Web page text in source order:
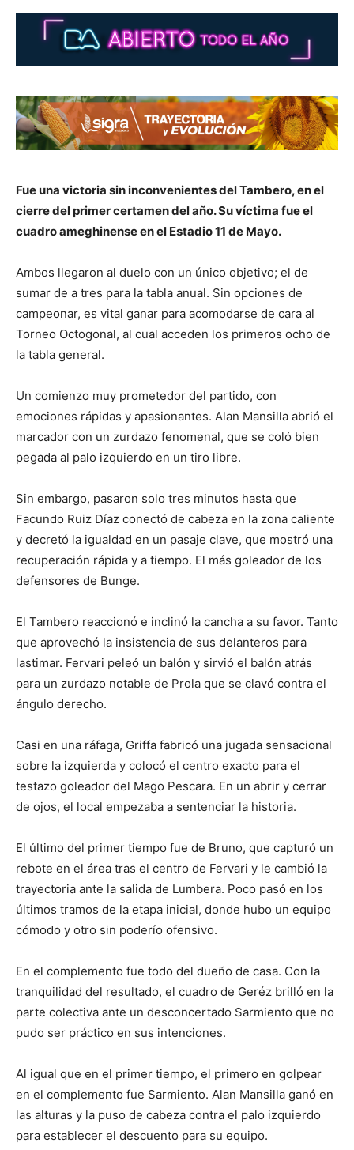
Fue una victoria sin inconvenientes del Tambero, en el
cierre del primer certamen del año. Su víctima fue el
cuadro ameghinense en el Estadio 11 de Mayo.
Ambos llegaron al duelo con un único objetivo; el de
sumar de a tres para la tabla anual. Sin opciones de
campeonar, es vital ganar para acomodarse de cara al
Torneo Octogonal, al cual acceden los primeros ocho de
la tabla general.
Un comienzo muy prometedor del partido, con
emociones rápidas y apasionantes. Alan Mansilla abrió el
marcador con un zurdazo fenomenal, que se coló bien
pegada al palo izquierdo en un tiro libre.
Sin embargo, pasaron solo tres minutos hasta que
Facundo Ruiz Díaz conectó de cabeza en la zona caliente
y decretó la igualdad en un pasaje clave, que mostró una
recuperación rápida y a tiempo. El más goleador de los
defensores de Bunge.
El Tambero reaccionó e inclinó la cancha a su favor. Tanto
que aprovechó la insistencia de sus delanteros para
lastimar. Fervari peleó un balón y sirvió el balón atrás
para un zurdazo notable de Prola que se clavó contra el
ángulo derecho.
Casi en una ráfaga, Griffa fabricó una jugada sensacional
sobre la izquierda y colocó el centro exacto para el
testazo goleador del Mago Pescara. En un abrir y cerrar
de ojos, el local empezaba a sentenciar la historia.
El último del primer tiempo fue de Bruno, que capturó un
rebote en el área tras el centro de Fervari y le cambió la
trayectoria ante la salida de Lumbera. Poco pasó en los
últimos tramos de la etapa inicial, donde hubo un equipo
cómodo y otro sin poderío ofensivo.
En el complemento fue todo del dueño de casa. Con la
tranquilidad del resultado, el cuadro de Geréz brilló en la
parte colectiva ante un desconcertado Sarmiento que no
pudo ser práctico en sus intenciones.
Al igual que en el primer tiempo, el primero en golpear
en el complemento fue Sarmiento. Alan Mansilla ganó en
las alturas y la puso de cabeza contra el palo izquierdo
para establecer el descuento para su equipo.